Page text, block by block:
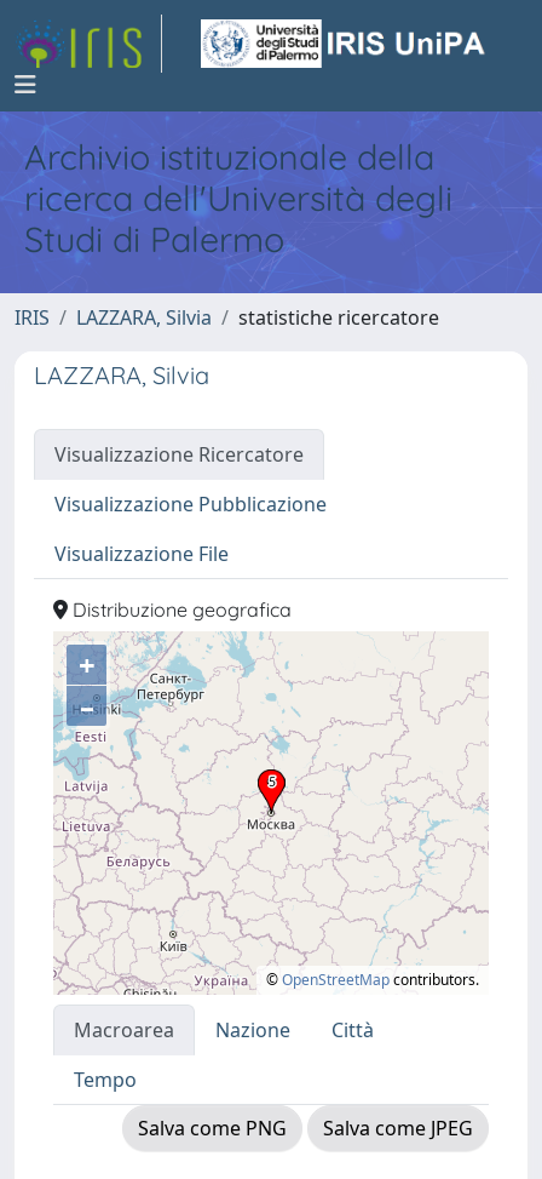
Archivio istituzionale della
ricerca dell'Università degli
Studi di Palermo
IRIS LAZZARA, Silvia statistiche ricercatore
LAZZARA, Silvia
Visualizzazione Ricercatore
Visualizzazione Pubblicazione
Visualizzazione File
Distribuzione geografica
+
–
©OpenStreetMapcontributors.
Macroarea Nazione
Città
Tempo
Salva come PNG
Salva come JPEG